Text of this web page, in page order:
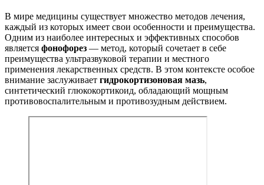
В мире медицины существует множество методов лечения,
каждый из которых имеет свои особенности и преимущества.
Одним из наиболее интересных и эффективных способов
является фонофорез — метод, который сочетает в себе
преимущества ультразвуковой терапии и местного
применения лекарственных средств. В этом контексте особое
внимание заслуживает гидрокортизоновая мазь,
синтетический глюкокортикоид, обладающий мощным
противовоспалительным и противозудным действием.